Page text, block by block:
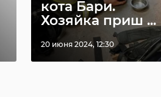
кота Бари.
Хозяйка приш ...
20 июня 2024, 12:30